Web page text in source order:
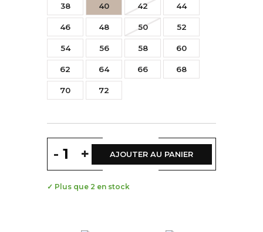
38 40 42 44
46 48 50 52
54 56 58 60
62 64 66 68
70 72
- + AJOUTER AU PANIER
✓ Plus que 2 en stock